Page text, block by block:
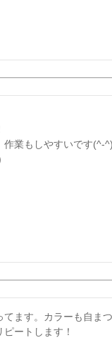
作業もしやすいです(^-^)
ます。カラーも自ま